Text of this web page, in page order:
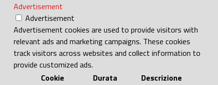
Advertisement
Advertisement
Advertisement cookies are used to provide visitors with
relevant ads and marketing campaigns. These cookies
track visitors across websites and collect information to
provide customized ads.
Cookie
Durata Descrizione